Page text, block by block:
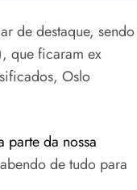
de destaque, sendo
que ficaram ex
Oslo
parte da nossa
de tudo para